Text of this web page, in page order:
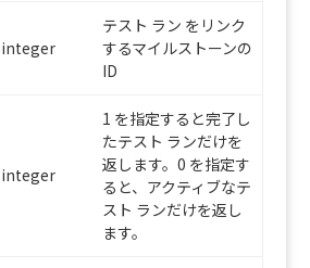
integer
テスト ラン をリンク
するマイルストーンの
ID
integer
1 を指定すると完了し
たテスト ランだけを
返します。0 を指定す
ると、アクティブなテ
スト ランだけを返し
ます。